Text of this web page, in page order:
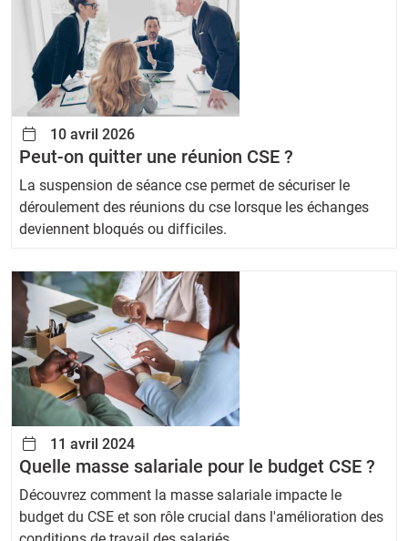
10 avril 2026
Peut-on quitter une réunion CSE ?
La suspension de séance cse permet de sécuriser le
déroulement des réunions du cse lorsque les échanges
deviennent bloqués ou difficiles.
11 avril 2024
Quelle masse salariale pour le budget CSE ?
Découvrez comment la masse salariale impacte le
budget du CSE et son rôle crucial dans l'amélioration des